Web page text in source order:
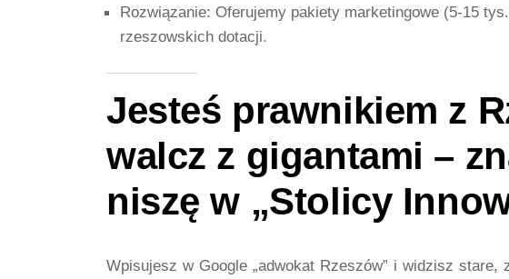
Rozwiązanie: Oferujemy pakiety marketingowe (5-15
rzeszowskich dotacji.
Jesteś prawnikiem z
walcz z gigantami –
niszę w „Stolicy
Wpisujesz w Google „adwokat Rzeszów” i widzisz stare,